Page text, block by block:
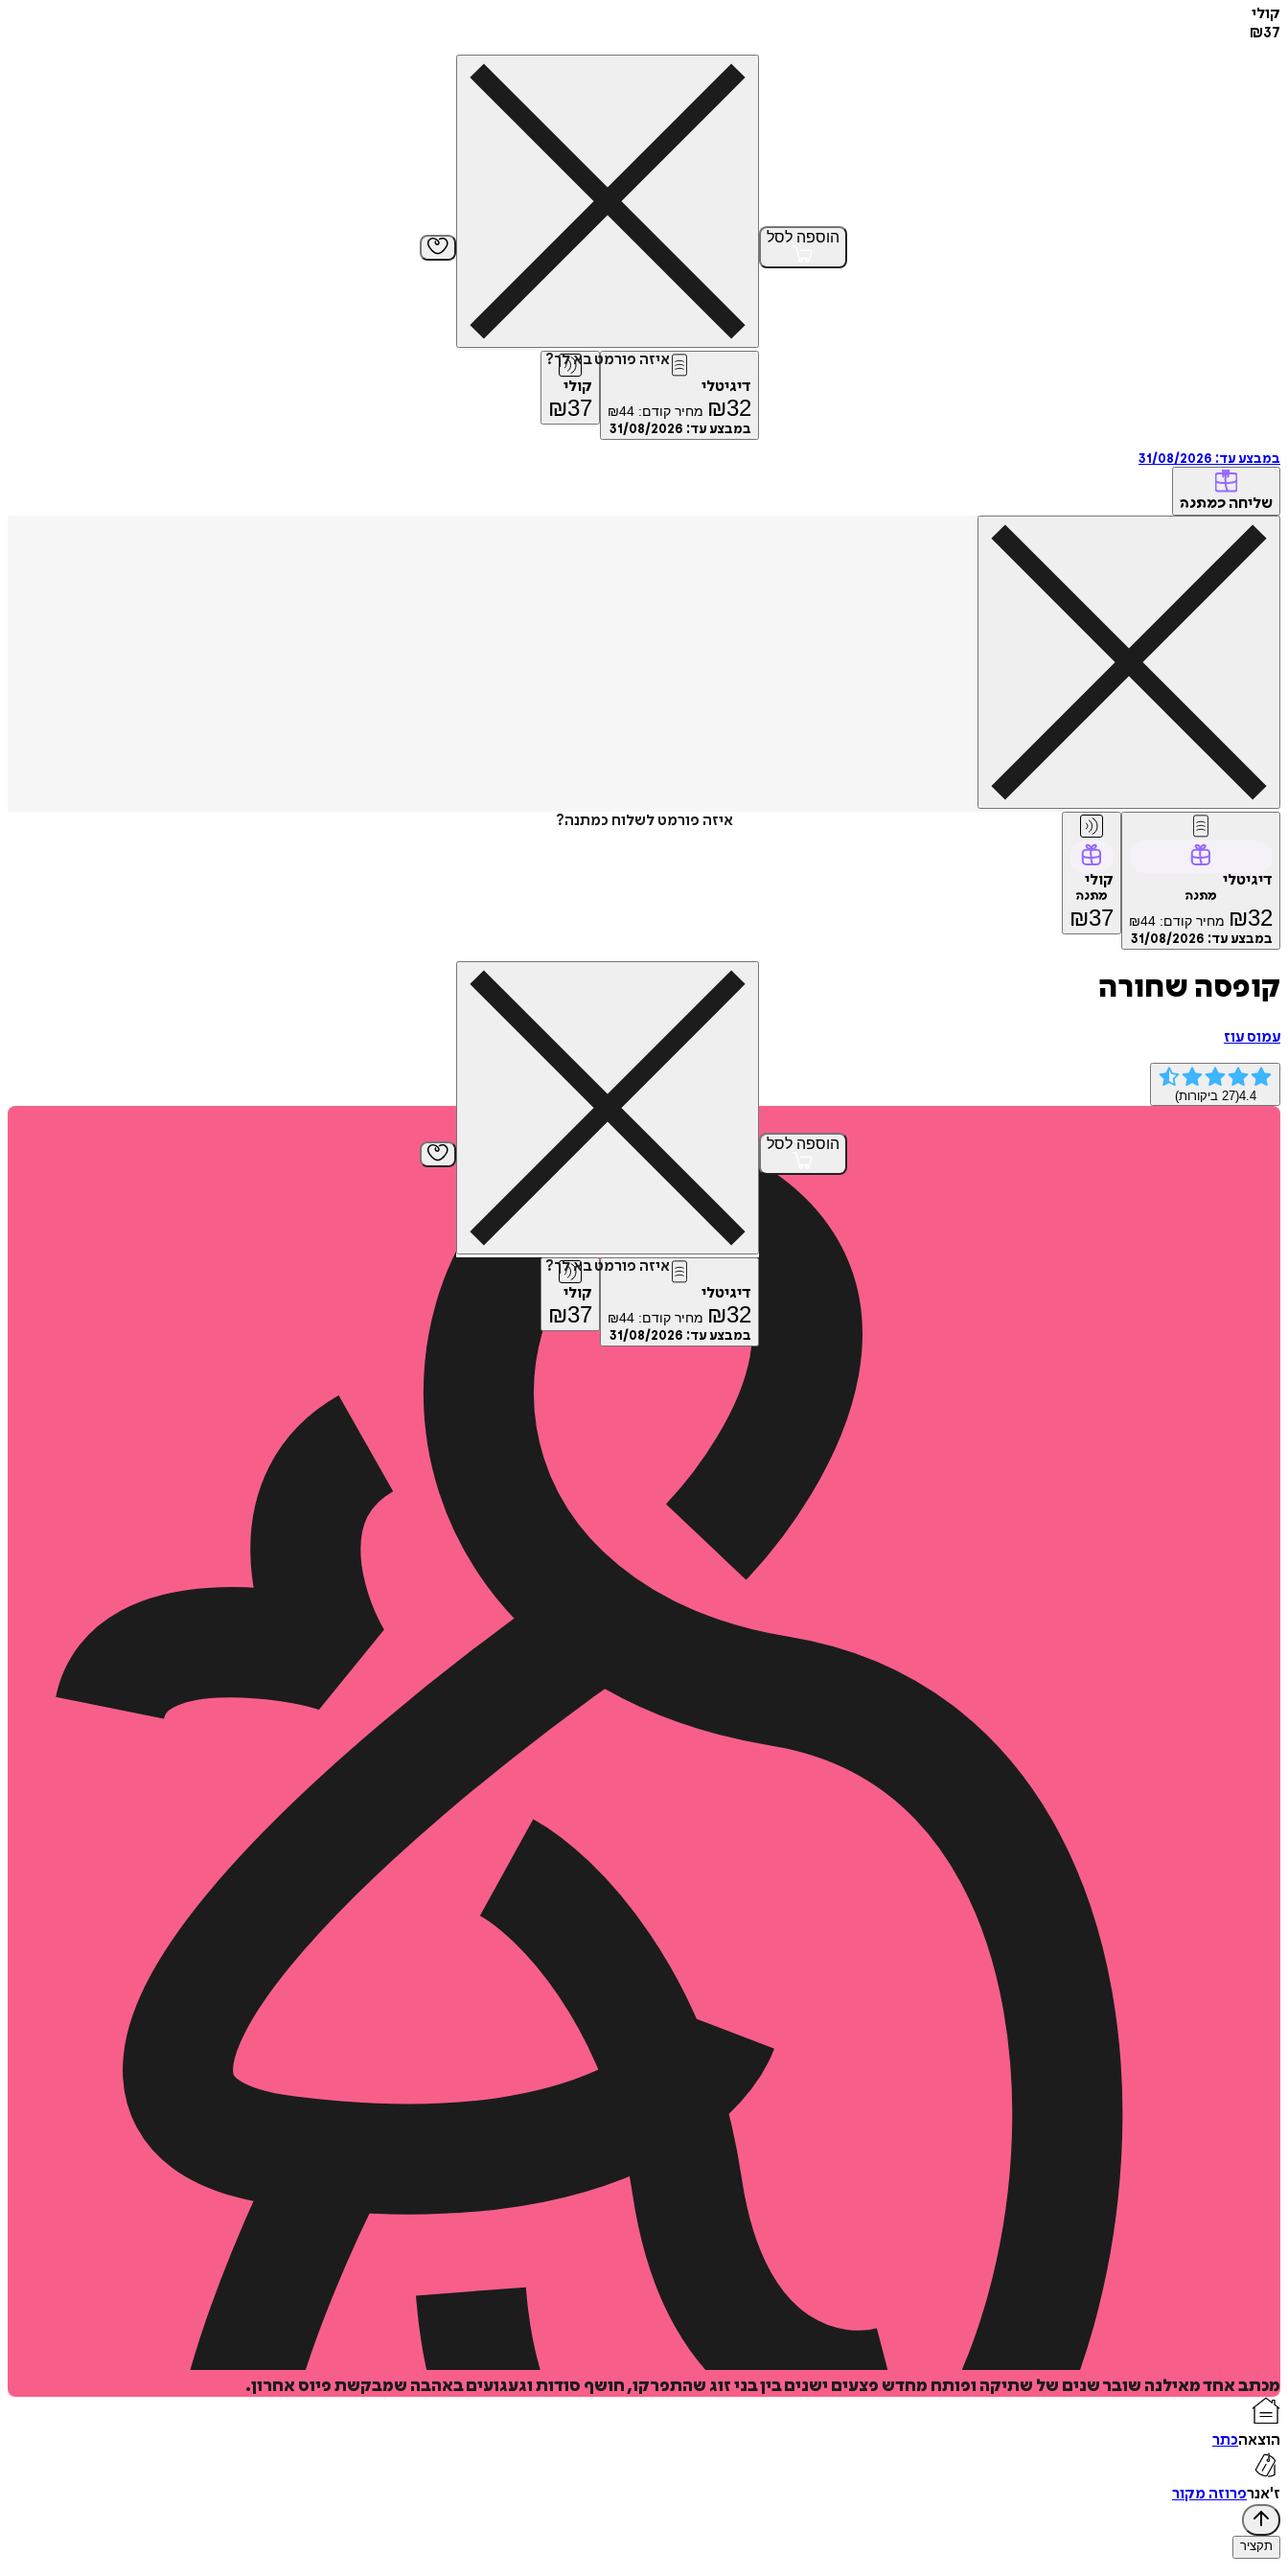
קולי
₪37
הוספה לסל
איזה פורמט בא לך?
דיגיטלי
₪32 מחיר קודם: ₪44
במבצע עד: 31/08/2026
קולי
₪37
במבצע עד: 31/08/2026
שליחה כמתנה
איזה פורמט לשלוח כמתנה?
דיגיטלי
מתנה
₪32 מחיר קודם: ₪44
במבצע עד: 31/08/2026
קולי
מתנה
₪37
הוספה לסל
איזה פורמט בא לך?
דיגיטלי
₪32 מחיר קודם: ₪44
במבצע עד: 31/08/2026
קולי
₪37
קופסה שחורה
עמוס עוז
4.4
(
27 ביקורות)
מכתב אחד מאילנה שובר שנים של שתיקה ופותח מחדש פצעים ישנים בין בני זוג שהתפרקו, חושף סודות וגעגועים באהבה שמבקשת פיוס אחרון.
הוצאהכתר
ז'אנרפרוזה מקור
תקציר